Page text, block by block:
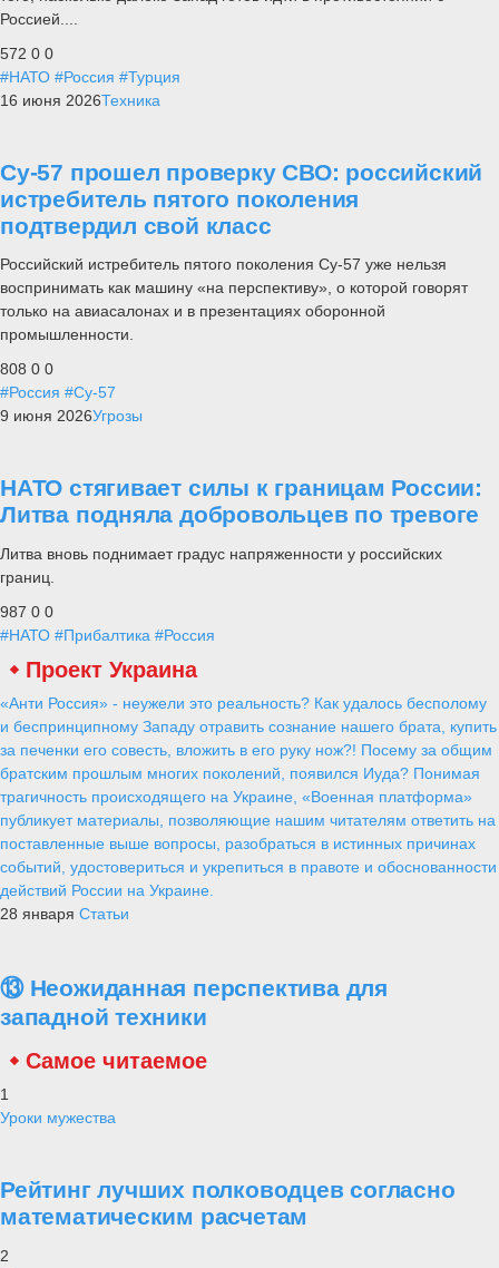
Россией....
572 0 0
#НАТО #Россия #Турция
16 июня 2026Техника
Су-57 прошел проверку СВО: российский
истребитель пятого поколения
подтвердил свой класс
Российский истребитель пятого поколения Су-57 уже нельзя
воспринимать как машину «на перспективу», о которой говорят
только на авиасалонах и в презентациях оборонной
промышленности.
808 0 0
#Россия #Су-57
9 июня 2026Угрозы
НАТО стягивает силы к границам России:
Литва подняла добровольцев по тревоге
Литва вновь поднимает градус напряженности у российских
границ.
987 0 0
#НАТО #Прибалтика #Россия
Проект Украина
«Анти Россия» - неужели это реальность? Как удалось бесполому
и беспринципному Западу отравить сознание нашего брата, купить
за печенки его совесть, вложить в его руку нож?! Посему за общим
братским прошлым многих поколений, появился Иуда? Понимая
трагичность происходящего на Украине, «Военная платформа»
публикует материалы, позволяющие нашим читателям ответить на
поставленные выше вопросы, разобраться в истинных причинах
событий, удостовериться и укрепиться в правоте и обоснованности
действий России на Украине.
28 января Статьи
⑬ Неожиданная перспектива для
западной техники
Самое читаемое
1
Уроки мужества
Рейтинг лучших полководцев согласно
математическим расчетам
2